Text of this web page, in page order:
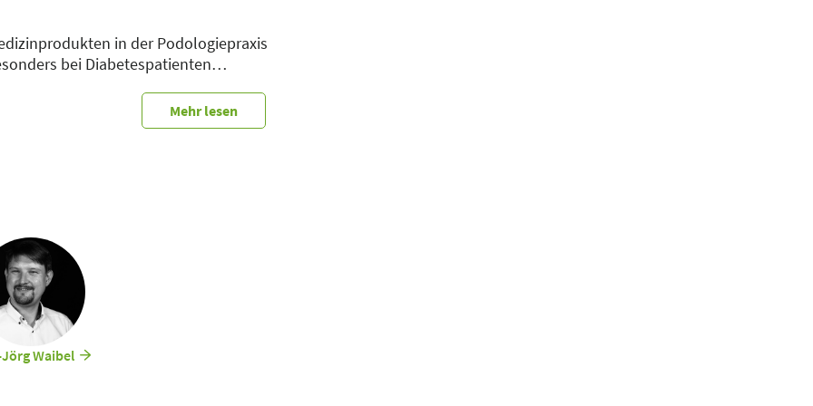
in der Podologiepraxis
bei Diabetespatienten
zu senken ist es unabdingbar, dass die Medizinprodukte/ Instrumente der Podologen
anderem kann ein Reinigungs- und Desinfektionsgerät verwendet werden. Der Einsatz
wirklich?
bei der Validierung beachten? Haben Sie schon über den verwendeten Reiniger
und DIN-Normen sind zu beachten.
Mehr lesen
Waibel